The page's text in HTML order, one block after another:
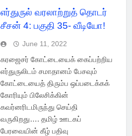
எர்துருல் வரலாற்றுத் தொடர்
சீசன் 4: பகுதி 35- வீடியோ!
June 11, 2022
கரஜைசர் கோட்டையைக் கைப்பற்றிய
எர்துருலிடம் சமாதானம் பேசவும்
கோட்டையைத் திரும்ப ஒப்படைக்கக்
கோரியும் பிலேசிக்கின்
கவர்னரிடமிருந்து செய்தி
வருகிறது…. தமிழ் ஊடகப்
பேரவையின் கீழ் பதிவு